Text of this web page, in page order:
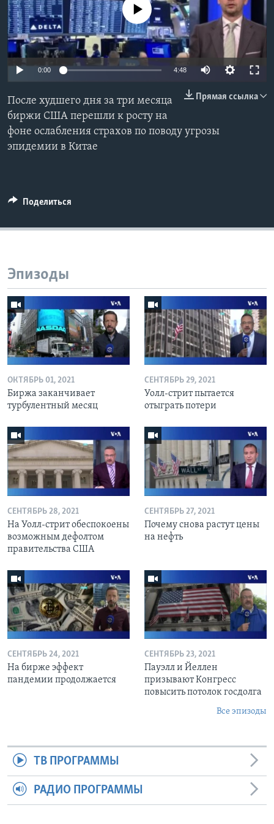
Learning English
СОЦИАЛЬНЫЕ СЕТИ
Языки
No media source currently available
0:00 4:48
Прямая ссылка
После худшего дня за три месяца
биржи США перешли к росту на
фоне ослабления страхов по поводу угрозы
эпидемии в Китае
Поделиться
Эпизоды
ОКТЯБРЬ 01, 2021
Биржа заканчивает
турбулентный месяц
СЕНТЯБРЬ 29, 2021
Уолл-стрит пытается
отыграть потери
СЕНТЯБРЬ 28, 2021
На Уолл-стрит обеспокоены
возможным дефолтом
правительства США
СЕНТЯБРЬ 27, 2021
Почему снова растут цены
на нефть
СЕНТЯБРЬ 24, 2021
На бирже эффект
пандемии продолжается
СЕНТЯБРЬ 23, 2021
Пауэлл и Йеллен
призывают Конгресс
повысить потолок госдолга
Все эпизоды
ТВ ПРОГРАММЫ
РАДИО ПРОГРАММЫ